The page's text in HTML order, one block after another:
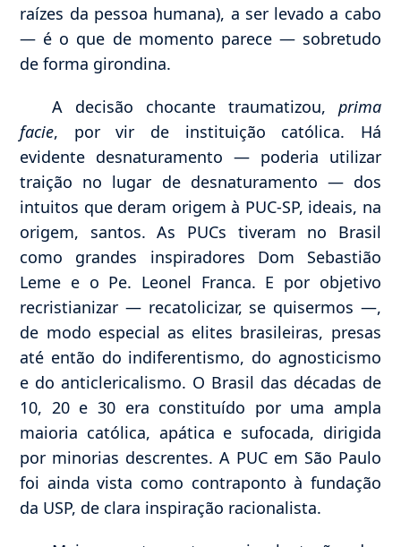
raízes da pessoa humana), a ser levado a cabo
— é o que de momento parece — sobretudo
de forma girondina.
A decisão chocante traumatizou, prima
facie, por vir de instituição católica. Há
evidente desnaturamento — poderia utilizar
traição no lugar de desnaturamento — dos
intuitos que deram origem à PUC-SP, ideais, na
origem, santos. As PUCs tiveram no Brasil
como grandes inspiradores Dom Sebastião
Leme e o Pe. Leonel Franca. E por objetivo
recristianizar — recatolicizar, se quisermos —,
de modo especial as elites brasileiras, presas
até então do indiferentismo, do agnosticismo
e do anticlericalismo. O Brasil das décadas de
10, 20 e 30 era constituído por uma ampla
maioria católica, apática e sufocada, dirigida
por minorias descrentes. A PUC em São Paulo
foi ainda vista como contraponto à fundação
da USP, de clara inspiração racionalista.